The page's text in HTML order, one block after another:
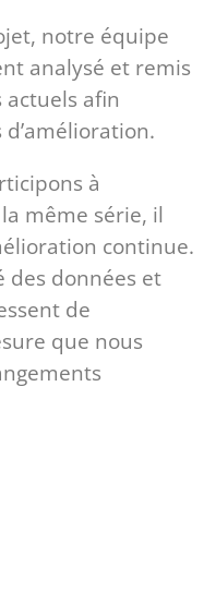
notre équipe
analysé et remis
actuels afin
à
même série, il
continue.
des données et
de
que nous